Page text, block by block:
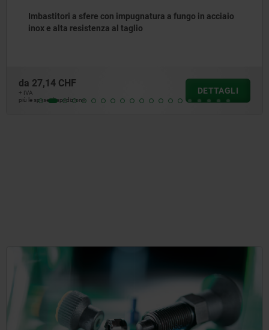
a sfere con impugnatura a fungo in acciaio
resistenza al taglio
+ IVA
più le spese